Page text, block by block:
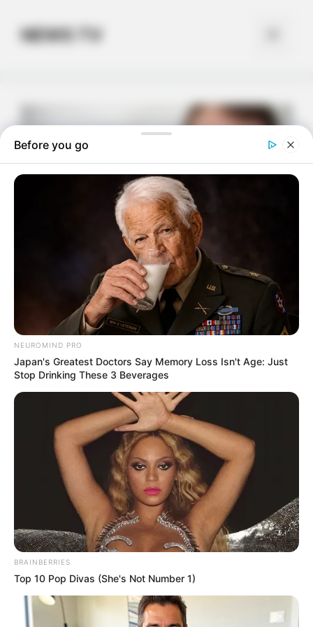
contentNEWS TV
Familles
nombreuses :
“Florian a opté
pour une
contraception
définitive”, Axelle
Before you go
NEUROMIND PRO
Japan's Greatest Doctors Say Memory Loss Isn't Age: Just
Stop Drinking These 3 Beverages
BRAINBERRIES
Top 10 Pop Divas (She's Not Number 1)